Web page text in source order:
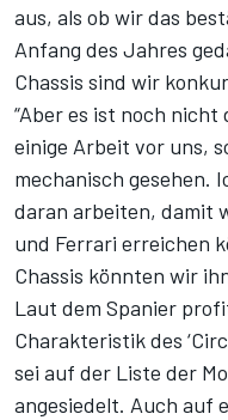
aus, als ob wir das
Anfang des Jahres
Chassis sind wir
“Aber es ist noch
einige Arbeit vor uns,
mechanisch gesehen.
daran arbeiten, damit
und Ferrari erreichen
Chassis könnten wir
Laut dem Spanier
Charakteristik des
sei auf der Liste der
angesiedelt. Auch auf